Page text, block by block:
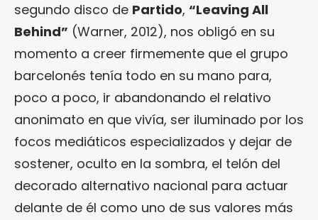
segundo disco de Partido, “Leaving All
Behind” (Warner, 2012), nos obligó en su
momento a creer firmemente que el grupo
barcelonés tenía todo en su mano para,
poco a poco, ir abandonando el relativo
anonimato en que vivía, ser iluminado por los
focos mediáticos especializados y dejar de
sostener, oculto en la sombra, el telón del
decorado alternativo nacional para actuar
delante de él como uno de sus valores más